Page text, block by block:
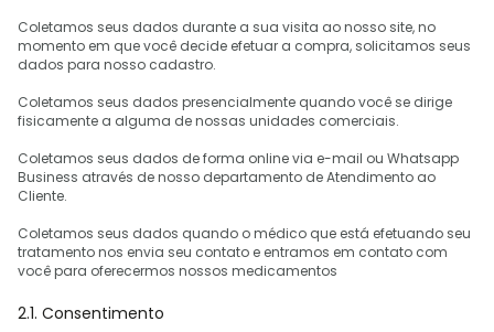
Coletamos seus dados durante a sua visita ao nosso site, no
momento em que você decide efetuar a compra, solicitamos seus
dados para nosso cadastro.
Coletamos seus dados presencialmente quando você se dirige
fisicamente a alguma de nossas unidades comerciais.
Coletamos seus dados de forma online via e-mail ou Whatsapp
Business através de nosso departamento de Atendimento ao
Cliente.
Coletamos seus dados quando o médico que está efetuando seu
tratamento nos envia seu contato e entramos em contato com
você para oferecermos nossos medicamentos
2.1. Consentimento